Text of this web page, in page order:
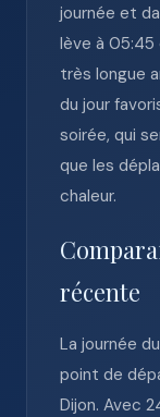
journée et
lève à 05:45
très longue
du jour
soirée, qui
que les
chaleur.
récente
La journée
point de
Dijon. Avec